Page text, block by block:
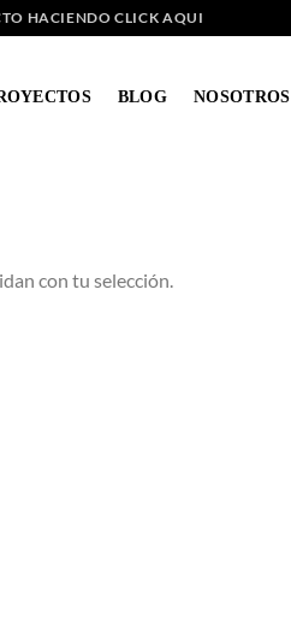
HACIENDO CLICK AQUI
BLOG NOSOTROS
con tu selección.